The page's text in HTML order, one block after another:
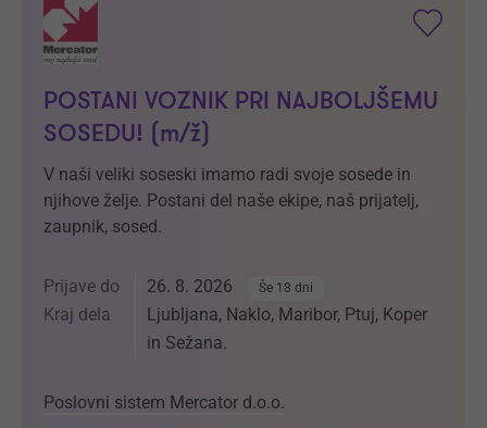
POSTANI VOZNIK PRI NAJBOLJŠEMU
SOSEDU! (m/ž)
V naši veliki soseski imamo radi svoje sosede in
njihove želje. Postani del naše ekipe, naš prijatelj,
zaupnik, sosed.
Prijave do 26. 8. 2026 Še 18 dni
Kraj dela
Ljubljana, Naklo, Maribor, Ptuj, Koper
in Sežana.
Poslovni sistem Mercator d.o.o.